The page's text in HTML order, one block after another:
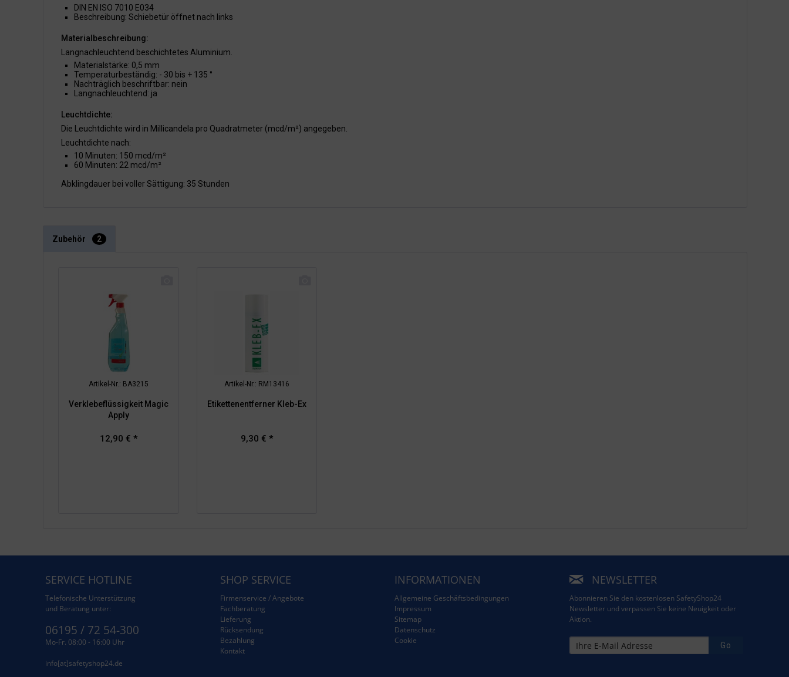
DIN EN ISO 7010 E034
Beschreibung: Schiebetür öffnet nach links
Materialbeschreibung:
Langnachleuchtend beschichtetes Aluminium.
Materialstärke: 0,5 mm
Temperaturbeständig: - 30 bis + 135 °
Nachträglich beschriftbar: nein
Langnachleuchtend: ja
Leuchtdichte:
Die Leuchtdichte wird in Millicandela pro Quadratmeter (mcd/m²) angegeben.
Leuchtdichte nach:
10 Minuten: 150 mcd/m²
60 Minuten: 22 mcd/m²
Abklingdauer bei voller Sättigung: 35 Stunden
Zubehör 2
Artikel-Nr.: BA3215
Verklebeflüssigkeit Magic
Apply
12,90 € *
Artikel-Nr.: RM13416
Etikettenentferner Kleb-Ex
9,30 € *
SERVICE HOTLINE
Telefonische Unterstützung
und Beratung unter:
06195 / 72 54-300
Mo-Fr. 08:00 - 16:00 Uhr
info[at]safetyshop24.de
SHOP SERVICE
Firmenservice / Angebote
Fachberatung
Lieferung
Rücksendung
Bezahlung
Kontakt
INFORMATIONEN
Allgemeine Geschäftsbedingungen
Impressum
Sitemap
Datenschutz
Cookie
NEWSLETTER
Abonnieren Sie den kostenlosen SafetyShop24
Newsletter und verpassen Sie keine Neuigkeit oder
Aktion.
Go